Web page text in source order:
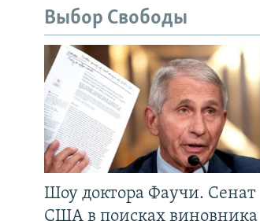
Выбор Свободы
Шоу доктора Фаучи. Сенат
США в поисках виновника